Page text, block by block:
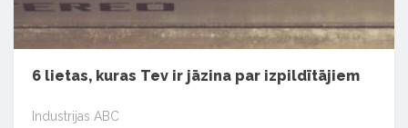
6 lietas, kuras Tev ir jāzina par izpildītājiem
Industrijas ABC